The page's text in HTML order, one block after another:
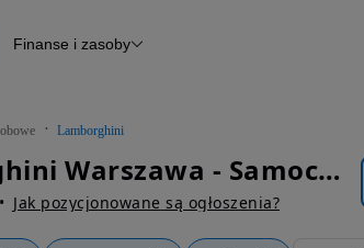
Raport z inspekcji
Otomoto News
Finanse i zasoby
Lamborghini
Lamborghini Warszawa - Samochody Osobowe
Jak pozycjonowane są ogłoszenia?